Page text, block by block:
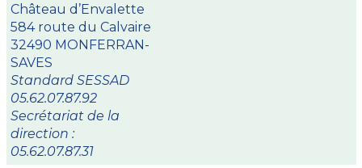
Château d’Envalette
584 route du Calvaire
32490 MONFERRAN-
SAVES
Standard SESSAD
05.62.07.87.92
Secrétariat de la
direction :
05.62.07.87.31